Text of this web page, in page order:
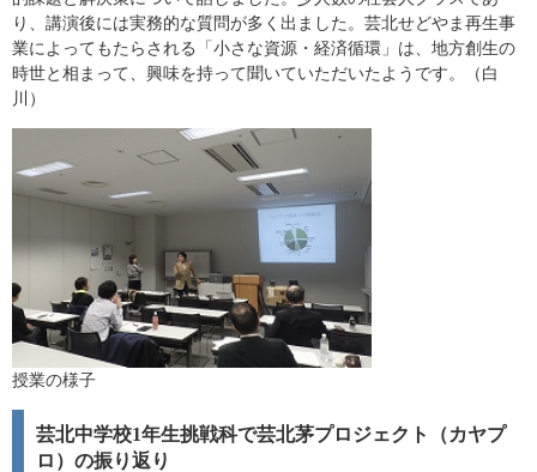
り、講演後には実務的な質問が多く出ました。芸北せどやま再生事
業によってもたらされる「小さな資源・経済循環」は、地方創生の
時世と相まって、興味を持って聞いていただいたようです。（白
川）
授業の様子
芸北中学校1年生挑戦科で芸北茅プロジェクト（カヤプ
ロ）の振り返り